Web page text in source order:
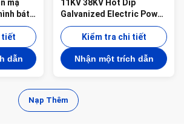
mạ
bát
chuẩn
tiết
dẫn
11KV 38KV Hot Dip
Galvanized Electric Power
Pole Galvanized
Octagonal Electric Utility
Poles (các cột điện huỳnh
hình huỳnh dạng huỳnh
dạng huỳnh dạng huỳnh
dạng huỳnh dạng huỳnh
dạng huỳnh dạng huỳnh
Kiểm tra chi tiết
Nhận một trích dẫn
Nạp Thêm